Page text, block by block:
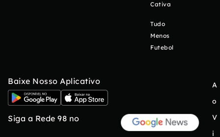
Cativa
Tudo
Menos
Futebol
Baixe Nosso Aplicativo
Siga a Rede 98 no
A
o
V
i